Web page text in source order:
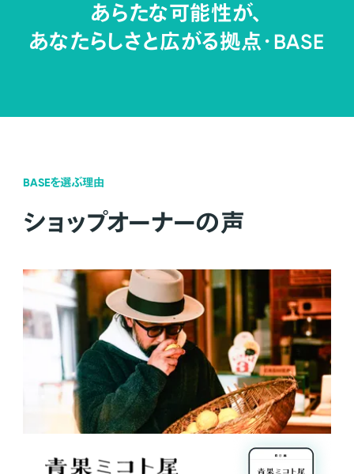
あらたな可能性が、
あなたらしさと広がる拠点・BASE
BASEを選ぶ理由
ショップオーナーの声